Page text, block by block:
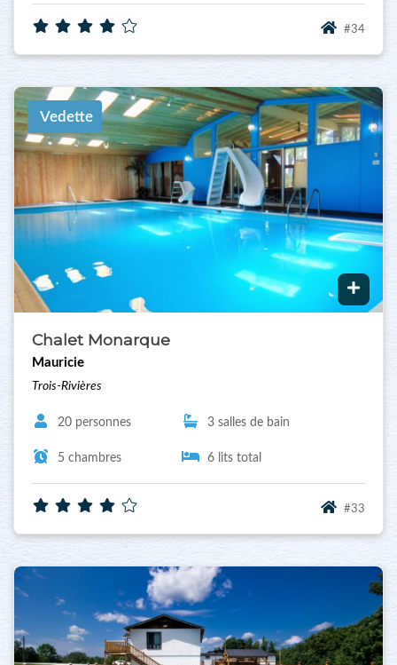
#34
Vedette
Chalet Monarque
Mauricie
Trois-Rivières
20 personnes 3 salles de bain
5 chambres 6 lits total
#33